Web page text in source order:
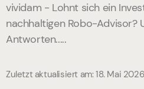
vividam - Lohnt sich ein
nachhaltigen Robo-Advisor?
Antworten.....
Zuletzt aktualisiert am: 18. Mai 2026